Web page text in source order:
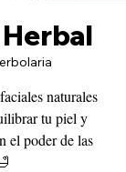
naturales
tu piel y
el poder de las